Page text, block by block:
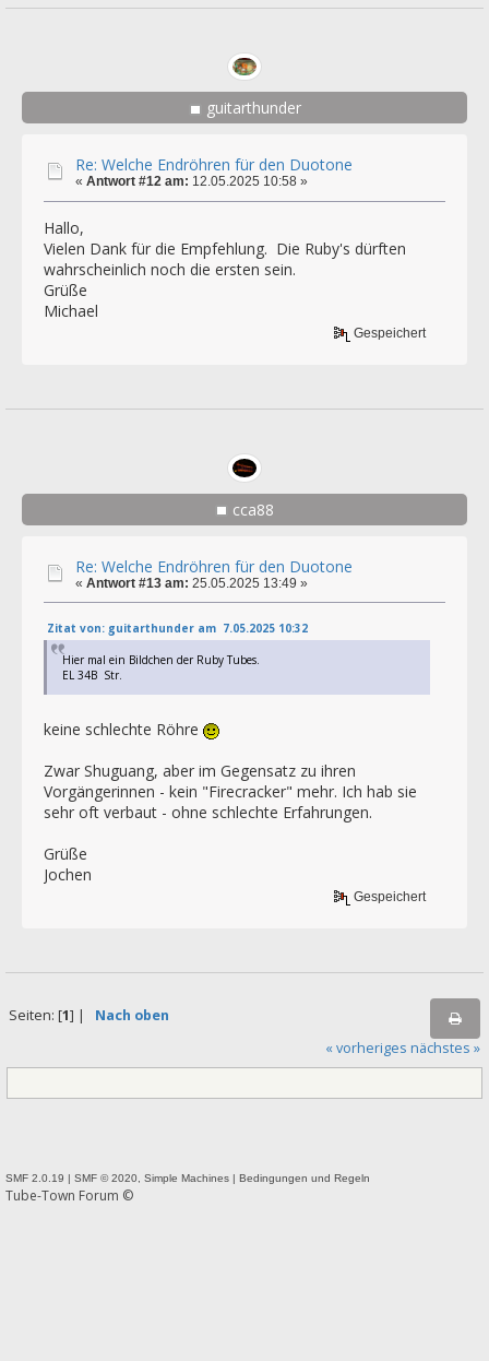
guitarthunder
Re: Welche Endröhren für den Duotone
« Antwort #12 am: 12.05.2025 10:58 »
Hallo,
Vielen Dank für die Empfehlung. Die Ruby's dürften
wahrscheinlich noch die ersten sein.
Grüße
Michael
Gespeichert
cca88
Re: Welche Endröhren für den Duotone
« Antwort #13 am: 25.05.2025 13:49 »
Zitat von: guitarthunder am 7.05.2025 10:32
Hier mal ein Bildchen der Ruby Tubes.
EL 34B Str.
keine schlechte Röhre
Zwar Shuguang, aber im Gegensatz zu ihren
Vorgängerinnen - kein "Firecracker" mehr. Ich hab sie
sehr oft verbaut - ohne schlechte Erfahrungen.
Grüße
Jochen
Gespeichert
Seiten: [1] | Nach oben
« vorheriges nächstes »
SMF 2.0.19 | SMF © 2020 Simple Machines | Bedingungen und Regeln
Tube-Town Forum ©